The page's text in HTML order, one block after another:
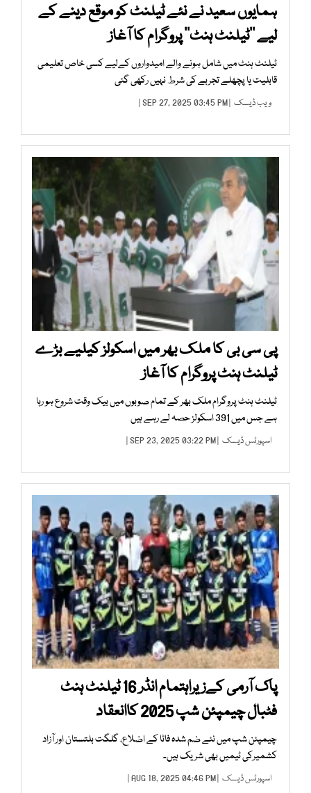
ہمایوں سعید نے نئے ٹیلنٹ کو موقع دینے کے
لیے ’’ٹیلنٹ ہنٹ‘‘ پروگرام کا آغاز
ٹیلنٹ ہنٹ میں شامل ہونے والے امیدواروں کےلیے کسی خاص تعلیمی
قابلیت یا پچھلے تجربے کی شرط نہیں رکھی گئی
ویب ڈیسک | SEP 27, 2025 03:45 PM |
پی سی بی کا ملک بھر میں اسکولز کیلیے بڑے
ٹیلنٹ ہنٹ پروگرام کا آغاز
ٹیلنٹ ہنٹ پروگرام ملک بھر کے تمام صوبوں میں بیک وقت شروع ہو رہا
ہے جس میں 391 اسکولز حصہ لے رہے ہیں
اسپورٹس ڈیسک | SEP 23, 2025 03:22 PM |
پاک آرمی کےزیراہتمام انڈر 16 ٹیلنٹ ہنٹ
فٹبال چیمپئن شپ 2025 کاانعقاد
چیمپئن شپ میں نئے ضم شدہ فاٹا کے اضلاع، گلگت بلتستان اور آزاد
کشمیرکی ٹیمیں بھی شریک ہیں۔
اسپورٹس ڈیسک | AUG 18, 2025 04:46 PM |